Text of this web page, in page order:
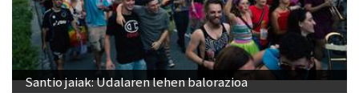
Santio jaiak: Udalaren lehen balorazioa